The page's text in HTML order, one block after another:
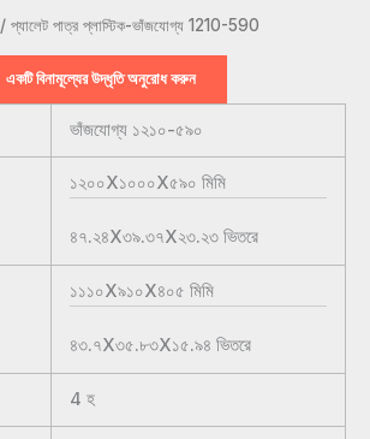
/ প্যালেট পাত্র প্লাস্টিক-ভাঁজযোগ্য 1210-590
একটি বিনামূল্যের উদ্ধৃতি অনুরোধ করুন
ভাঁজযোগ্য ১২১০-৫৯০
১২০০X১০০০X৫৯০ মিমি
৪৭.২৪X৩৯.৩৭X২৩.২৩ ভিতরে
১১১০X৯১০X৪০৫ মিমি
৪৩.৭X৩৫.৮৩X১৫.৯৪ ভিতরে
4 হ